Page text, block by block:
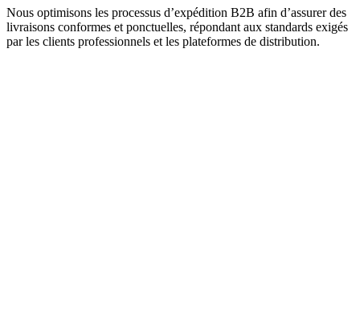
Nous optimisons les processus d’expédition B2B afin d’assurer des
livraisons conformes et ponctuelles, répondant aux standards exigés
par les clients professionnels et les plateformes de distribution.